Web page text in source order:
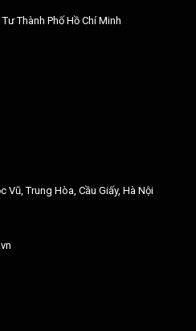
Thành Phố Hồ Chí Minh
Vũ, Trung Hòa, Cầu Giấy, Hà Nội